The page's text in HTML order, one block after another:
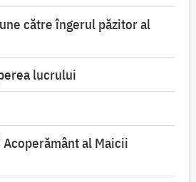
către îngerul păzitor al
lucrului
al Maicii